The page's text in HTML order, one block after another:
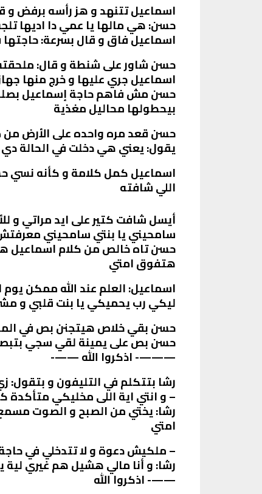
اسماعيل تتنهد و هز رأسه برفض و
حسن: هي مالها يا عمي دا اديها
اسماعيل فاق و قال بسرعة: حاجتها
حسن شاور على شنطة و قال: ملحقتش
اسماعيل جري عليها و خرج منها
حسن مش فاهم حاجة إسماعيل بصله
بيحطولها محاليل مغذية
حسن قعد مره واحده على الأرض
يقول: يعني هي دخلت في الحالة دي
اسماعيل كمل كلامة و كأنه نسي
اللي شافته
أيسل شافت كتير على ايد مراتي
سامحيني يا بنتي سامحيني
حسن تاه خالص من كلام اسماعيل
هتفوق امتي
اسماعيل: العلم عند الله ممكن
ليكي رب يحميكي يا بنت قلبي و
حسن بقي خلاص هيتجنن بص في
حسن بص على يمينة لقي سجي
———- اذكروا الله ——-
رشا بتتكلم في التليفون و
– و انتي اية اللى مخليكي متأكدة
رشا: يختي من الصبح و الصوت مسمع
امتي
– ملكيش دعوة و لا تتدخلي في
رشا: و أنا مالي هشيل هم غيري لية
——- اذكروا الله